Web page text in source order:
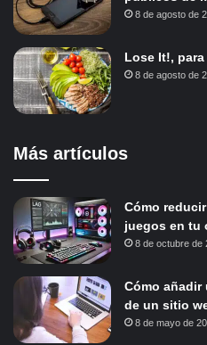
8 de agosto de
Lose It!,
8 de agosto de
Más artículos
Cómo
juegos en tu
8 de octubre de
Cómo añadir
de un sitio
8 de mayo de